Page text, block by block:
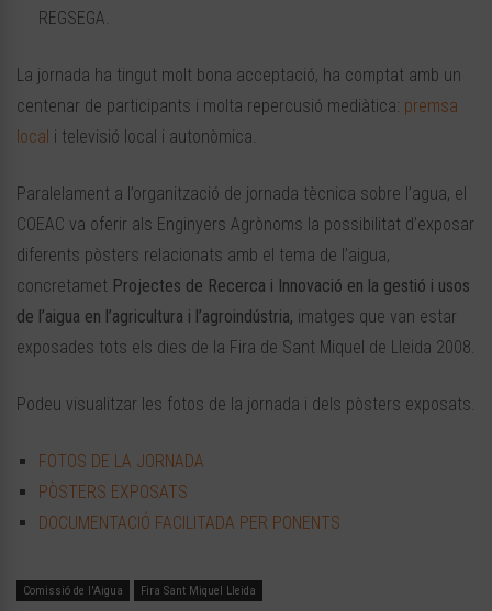
REGSEGA.
La jornada ha tingut molt bona acceptació, ha comptat amb un
centenar de participants i molta repercusió mediàtica: premsa
local i televisió local i autonòmica.
Paralelament a l’organització de jornada tècnica sobre l’agua, el
COEAC va oferir als Enginyers Agrònoms la possibilitat d’exposar
diferents pòsters relacionats amb el tema de l’aigua,
concretamet Projectes de Recerca i Innovació en la gestió i usos
de l’aigua en l’agricultura i l’agroindústria, imatges que van estar
exposades tots els dies de la Fira de Sant Miquel de Lleida 2008.
Podeu visualitzar les fotos de la jornada i dels pòsters exposats.
FOTOS DE LA JORNADA
PÒSTERS EXPOSATS
DOCUMENTACIÓ FACILITADA PER PONENTS
Comissió de l'Aigua Fira Sant Miquel Lleida